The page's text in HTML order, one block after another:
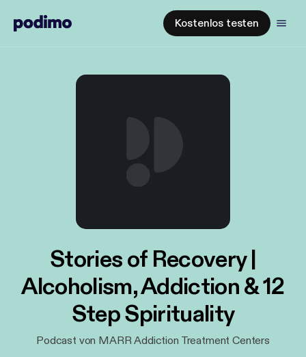
Kostenlos testen
Stories of Recovery |
Alcoholism, Addiction & 12
Step Spirituality
Podcast von MARR Addiction Treatment Centers